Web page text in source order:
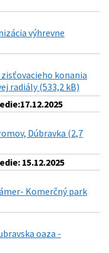
výhrevne
konania
radiály (533,2 kB)
Dúbravka (2,7
15.12.2025
Komerčný park
oaza -